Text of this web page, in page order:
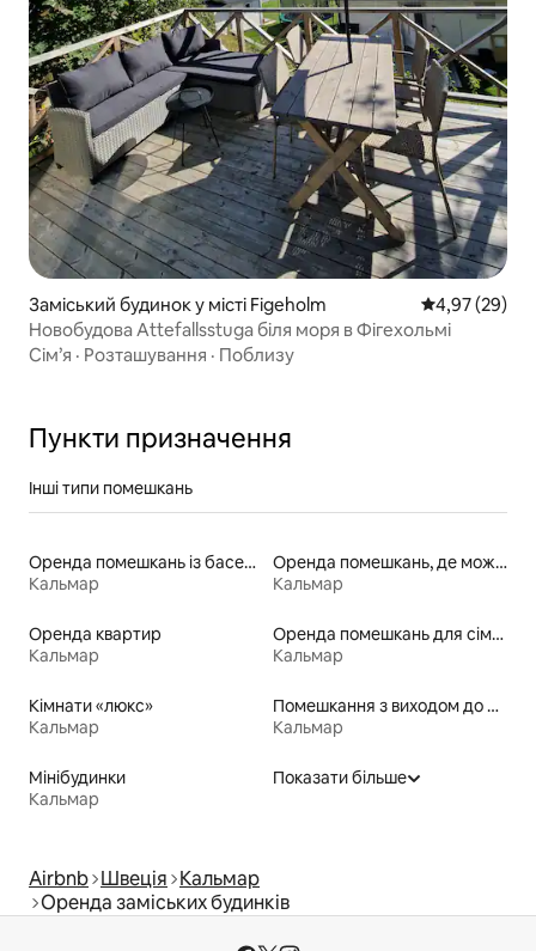
Заміський будинок у місті Figeholm Середня
4,97 (29)
Новобудова Attefallsstuga біля моря в Фігехольмі
Сім’я · Розташування · Поблизу
Пункти призначення
Інші типи помешкань
Оренда помешкань із басейном
Кальмар
Оренда помешкань, де можна перебувати з домашніми тваринами
Кальмар
Оренда квартир
Кальмар
Оренда помешкань для сімей
Кальмар
Кімнати «люкс»
Кальмар
Помешкання з виходом до озера
Кальмар
Мінібудинки
Кальмар
Показати більше
Airbnb Швеція Кальмар
Оренда заміських будинків